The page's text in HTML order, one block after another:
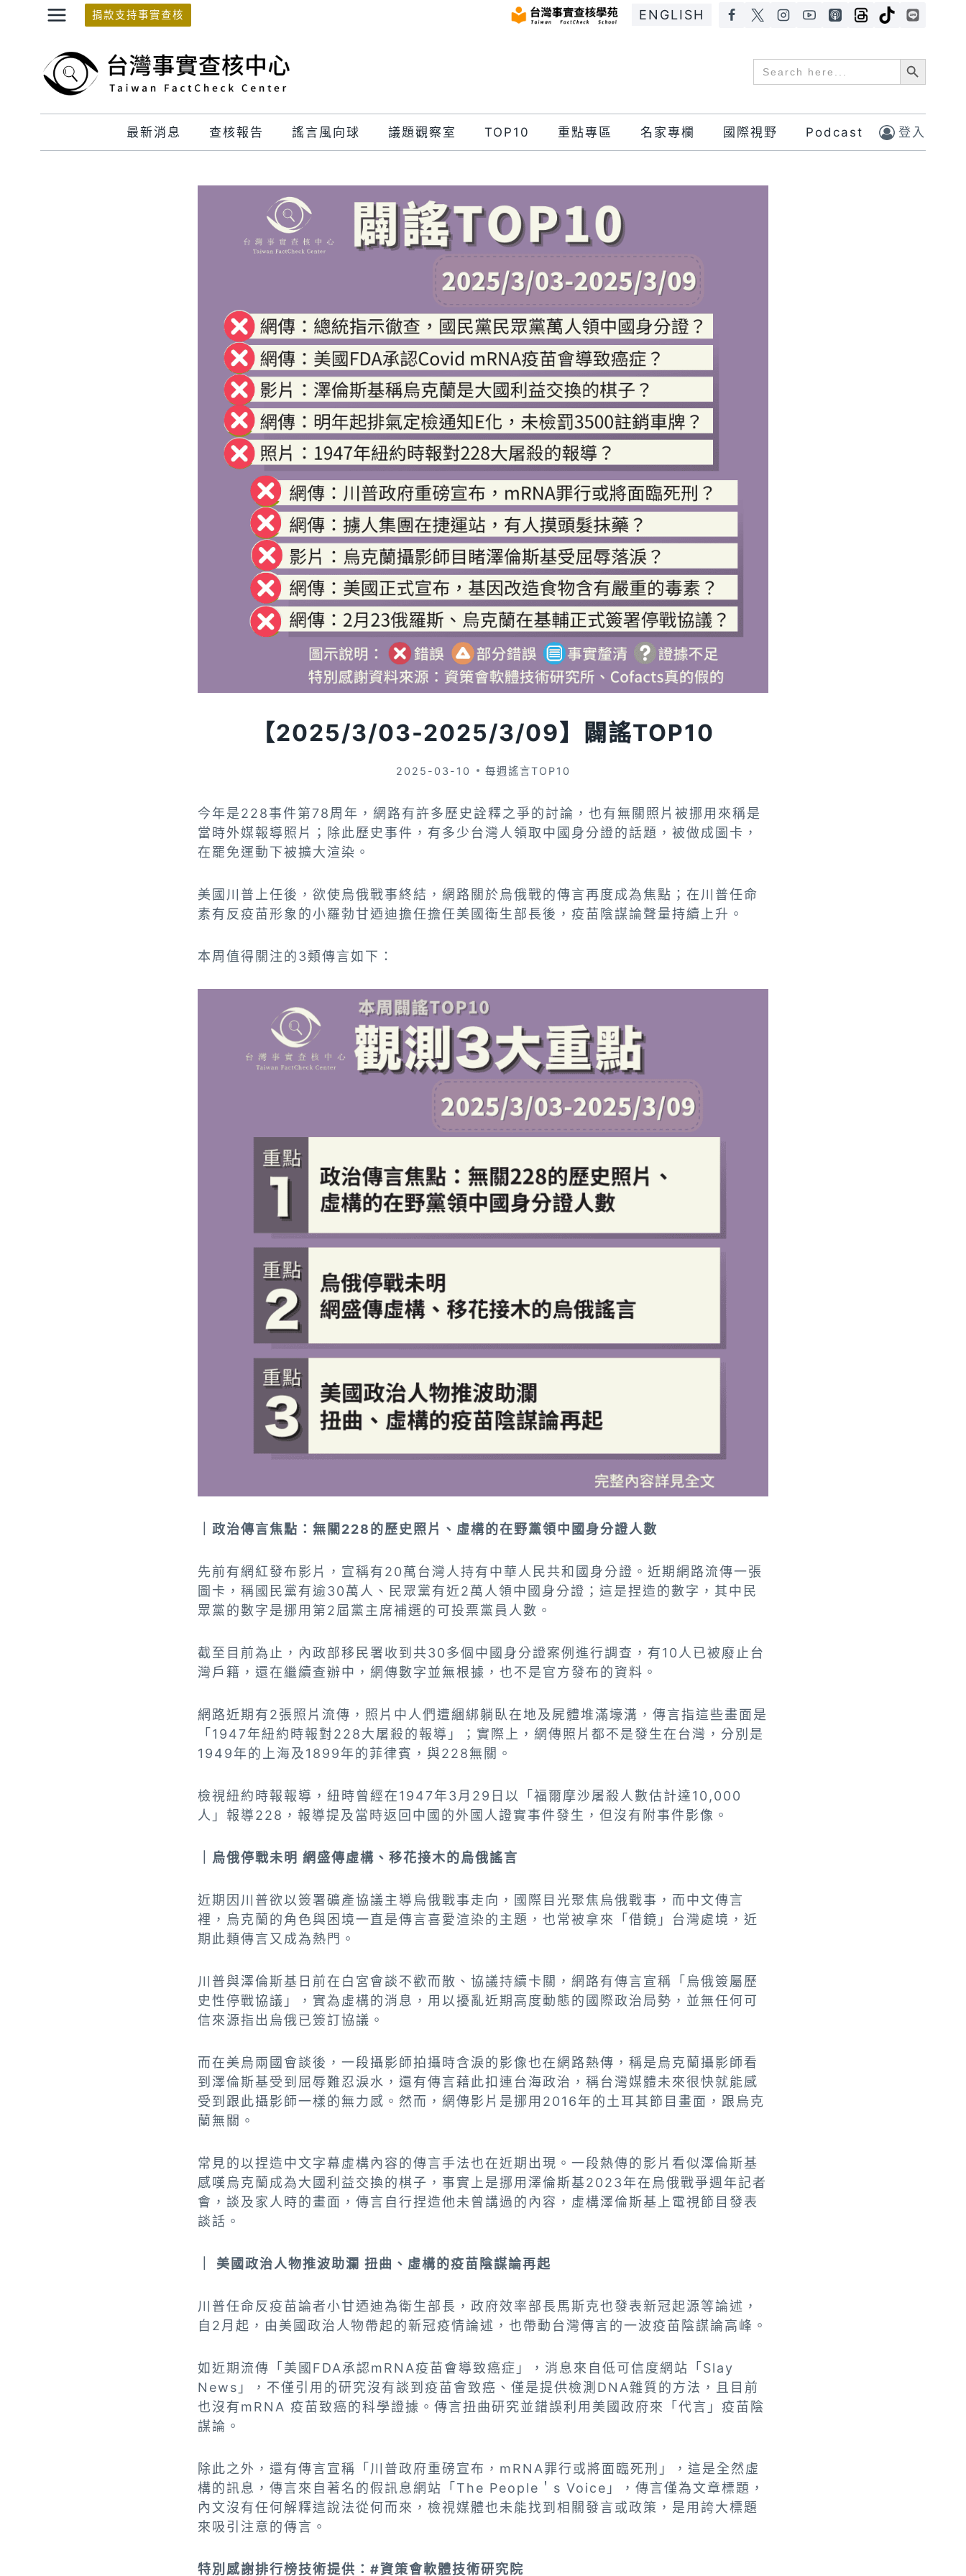
捐款支持事實查核 ENGLISH
Search
for:
Search Button
最新消息 查核報告 謠言風向球 議題觀察室 TOP10 重點專區 名家專欄 國際視野 Podcast 登入
【2025/3/03-2025/3/09】闢謠TOP10
2025-03-10 每週謠言TOP10
今年是228事件第78周年，網路有許多歷史詮釋之爭的討論，也有無關照片被挪用來稱是
當時外媒報導照片；除此歷史事件，有多少台灣人領取中國身分證的話題，被做成圖卡，
在罷免運動下被擴大渲染。
美國川普上任後，欲使烏俄戰事終結，網路關於烏俄戰的傳言再度成為焦點；在川普任命
素有反疫苗形象的小羅勃甘迺迪擔任擔任美國衛生部長後，疫苗陰謀論聲量持續上升。
本周值得關注的3類傳言如下：
｜政治傳言焦點：無關228的歷史照片、虛構的在野黨領中國身分證人數
先前有網紅發布影片，宣稱有20萬台灣人持有中華人民共和國身分證。近期網路流傳一張
圖卡，稱國民黨有逾30萬人、民眾黨有近2萬人領中國身分證；這是捏造的數字，其中民
眾黨的數字是挪用第2屆黨主席補選的可投票黨員人數。
截至目前為止，內政部移民署收到共30多個中國身分證案例進行調查，有10人已被廢止台
灣戶籍，還在繼續查辦中，網傳數字並無根據，也不是官方發布的資料。
網路近期有2張照片流傳，照片中人們遭綑綁躺臥在地及屍體堆滿壕溝，傳言指這些畫面是
「1947年紐約時報對228大屠殺的報導」；實際上，網傳照片都不是發生在台灣，分別是
1949年的上海及1899年的菲律賓，與228無關。
檢視紐約時報報導，紐時曾經在1947年3月29日以「福爾摩沙屠殺人數估計達10,000
人」報導228，報導提及當時返回中國的外國人證實事件發生，但沒有附事件影像。
｜烏俄停戰未明 網盛傳虛構、移花接木的烏俄謠言
近期因川普欲以簽署礦產協議主導烏俄戰事走向，國際目光聚焦烏俄戰事，而中文傳言
裡，烏克蘭的角色與困境一直是傳言喜愛渲染的主題，也常被拿來「借鏡」台灣處境，近
期此類傳言又成為熱門。
川普與澤倫斯基日前在白宮會談不歡而散、協議持續卡關，網路有傳言宣稱「烏俄簽屬歷
史性停戰協議」，實為虛構的消息，用以擾亂近期高度動態的國際政治局勢，並無任何可
信來源指出烏俄已簽訂協議。
而在美烏兩國會談後，一段攝影師拍攝時含淚的影像也在網路熱傳，稱是烏克蘭攝影師看
到澤倫斯基受到屈辱難忍淚水，還有傳言藉此扣連台海政治，稱台灣媒體未來很快就能感
受到跟此攝影師一樣的無力感。然而，網傳影片是挪用2016年的土耳其節目畫面，跟烏克
蘭無關。
常見的以捏造中文字幕虛構內容的傳言手法也在近期出現。一段熱傳的影片看似澤倫斯基
感嘆烏克蘭成為大國利益交換的棋子，事實上是挪用澤倫斯基2023年在烏俄戰爭週年記者
會，談及家人時的畫面，傳言自行捏造他未曾講過的內容，虛構澤倫斯基上電視節目發表
談話。
｜ 美國政治人物推波助瀾 扭曲、虛構的疫苗陰謀論再起
川普任命反疫苗論者小甘迺迪為衛生部長，政府效率部長馬斯克也發表新冠起源等論述，
自2月起，由美國政治人物帶起的新冠疫情論述，也帶動台灣傳言的一波疫苗陰謀論高峰。
如近期流傳「美國FDA承認mRNA疫苗會導致癌症」，消息來自低可信度網站「Slay
News」，不僅引用的研究沒有談到疫苗會致癌、僅是提供檢測DNA雜質的方法，且目前
也沒有mRNA 疫苗致癌的科學證據。傳言扭曲研究並錯誤利用美國政府來「代言」疫苗陰
謀論。
除此之外，還有傳言宣稱「川普政府重磅宣布，mRNA罪行或將面臨死刑」，這是全然虛
構的訊息，傳言來自著名的假訊息網站「The People＇s Voice」，傳言僅為文章標題，
內文沒有任何解釋這說法從何而來，檢視媒體也未能找到相關發言或政策，是用誇大標題
來吸引注意的傳言。
特別感謝排行榜技術提供：#資策會軟體技術研究院